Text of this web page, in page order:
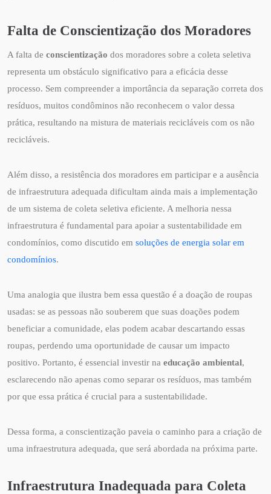
Falta de Conscientização dos Moradores
A falta de conscientização dos moradores sobre a coleta seletiva
representa um obstáculo significativo para a eficácia desse
processo. Sem compreender a importância da separação correta dos
resíduos, muitos condôminos não reconhecem o valor dessa
prática, resultando na mistura de materiais recicláveis com os não
recicláveis.
Além disso, a resistência dos moradores em participar e a ausência
de infraestrutura adequada dificultam ainda mais a implementação
de um sistema de coleta seletiva eficiente. A melhoria nessa
infraestrutura é fundamental para apoiar a sustentabilidade em
condomínios, como discutido em soluções de energia solar em
condomínios.
Uma analogia que ilustra bem essa questão é a doação de roupas
usadas: se as pessoas não souberem que suas doações podem
beneficiar a comunidade, elas podem acabar descartando essas
roupas, perdendo uma oportunidade de causar um impacto
positivo. Portanto, é essencial investir na educação ambiental,
esclarecendo não apenas como separar os resíduos, mas também
por que essa prática é crucial para a sustentabilidade.
Dessa forma, a conscientização paveia o caminho para a criação de
uma infraestrutura adequada, que será abordada na próxima parte.
Infraestrutura Inadequada para Coleta